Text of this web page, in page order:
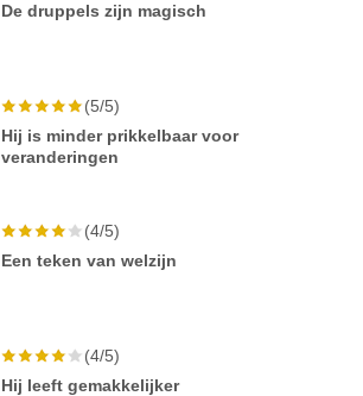
De druppels zijn magisch
(5/5)
Hij is minder prikkelbaar voor
veranderingen
(4/5)
Een teken van welzijn
(4/5)
Hij leeft gemakkelijker